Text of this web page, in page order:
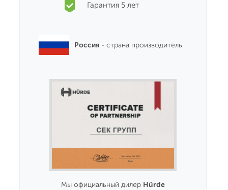
Гарантия 5 лет
Россия - страна производитель
Мы официальный дилер Hürde